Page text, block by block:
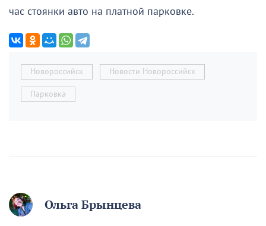
час стоянки авто на платной парковке.
Новороссийск Новости Новороссийск
Парковка
Ольга Брынцева